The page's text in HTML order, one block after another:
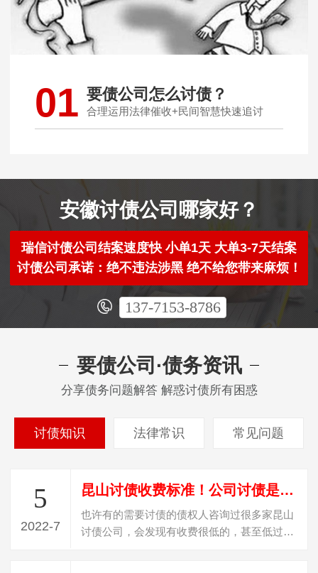
01 要债公司怎么讨债？
合理运用法律催收+民间智慧快速追讨
安徽讨债公司哪家好？
瑞信讨债公司结案速度快 小单1天 大单3-7天结案
讨债公司承诺：绝不违法涉黑 绝不给您带来麻烦！
137-7153-8786
要债公司·债务资讯
分享债务问题解答 解惑讨债所有困惑
讨债知识 法律常识 常见问题
5
2022-7
昆山讨债收费标准！公司讨债是怎么收费？
也许有的需要讨债的债权人咨询过很多家昆山
讨债公司，会发现有收费很低的，甚至低过